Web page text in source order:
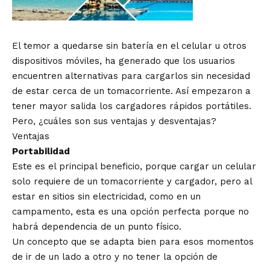
El temor a quedarse sin batería en el celular u otros
dispositivos móviles, ha generado que los usuarios
encuentren alternativas para cargarlos sin necesidad
de estar cerca de un tomacorriente. Así empezaron a
tener mayor salida los cargadores rápidos portátiles.
Pero, ¿cuáles son sus ventajas y desventajas?
Ventajas
Portabilidad
Este es el principal beneficio, porque cargar un celular
solo requiere de un tomacorriente y cargador, pero al
estar en sitios sin electricidad, como en un
campamento, esta es una opción perfecta porque no
habrá dependencia de un punto físico.
Un concepto que se adapta bien para esos momentos
de ir de un lado a otro y no tener la opción de